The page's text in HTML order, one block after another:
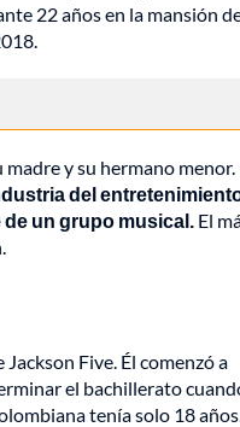
22 años en la mansión
y su hermano menor.
del
un grupo musical. El
Five. Él comenzó a
el bachillerato
tenía solo 18